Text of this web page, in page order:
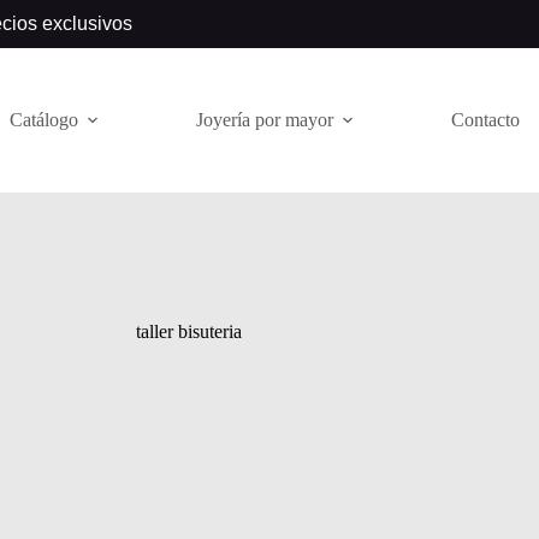
exclusivos
Catálogo Joyería por mayor Contacto
taller bisuteria